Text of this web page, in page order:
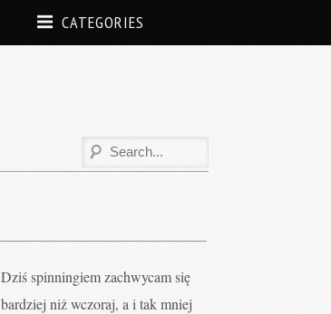
CATEGORIES
Dziś spinningiem zachwycam się
bardziej niż wczoraj, a i tak mniej